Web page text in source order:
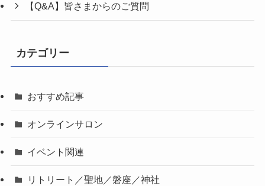
【Q&A】皆さまからのご質問
カテゴリー
おすすめ記事
オンラインサロン
イベント関連
リトリート／聖地／磐座／神社